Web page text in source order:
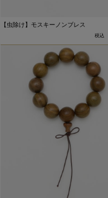
【虫除け】モスキーノンブレス